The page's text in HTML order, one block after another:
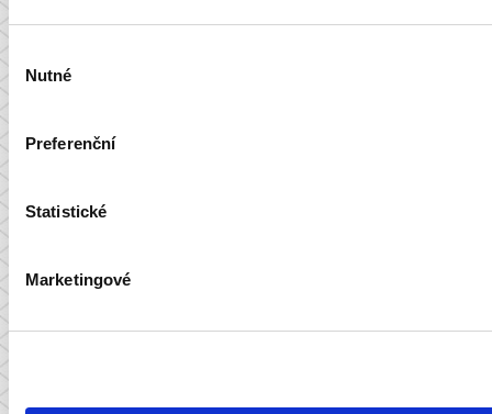
souhlasu
Nutné
Preferenční
Statistické
Marketingové